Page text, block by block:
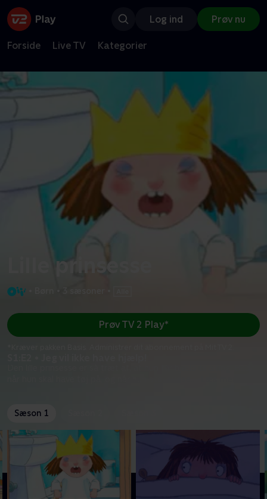
Log ind Prøv nu
Forside Live TV Kategorier
Lille prinsesse
Prøv TV 2 Play*
Sæson 1